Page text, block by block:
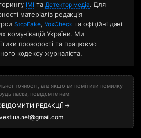
ІМІ та Детектор медіа. Для
матеріалів редакція
StopFake, VoxCheck та офіційні дані
комунікацій України. Ми
прозорості та працюємо
кодексу журналіста.
точності, але якщо ви помітили помилку
ласка, повідомте нам:
РЕДАКЦІЇ →
vestiua.net@gmail.com